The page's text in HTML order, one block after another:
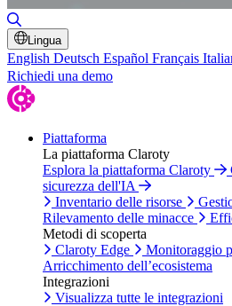
Lingua
English Deutsch Español Français
Richiedi una demo
Piattaforma
La piattaforma Claroty
Esplora la piattaforma Claroty
sicurezza dell'IA
Inventario delle risorse
Rilevamento delle minacce
Metodi di scoperta
Claroty Edge
Monitoraggio
Arricchimento dell’ecosistema
Integrazioni
Visualizza tutte le integrazioni